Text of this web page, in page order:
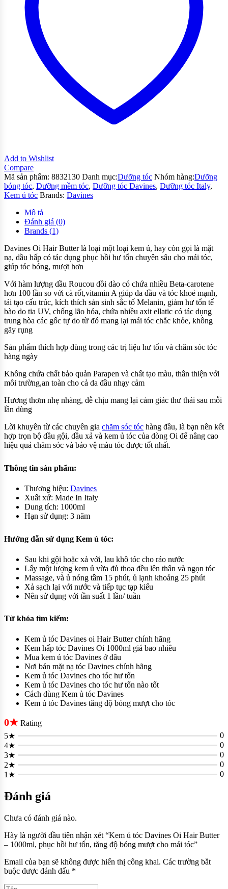
Add to Wishlist
Compare
Mã sản phẩm: 8832130 Danh mục:Dưỡng tóc Nhóm hàng:Dưỡng
bóng tóc, Dưỡng mềm tóc, Dưỡng tóc Davines, Dưỡng tóc Italy,
Kem ủ tóc Brands: Davines
Mô tả
Đánh giá (0)
Brands (1)
Davines Oi Hair Butter là loại một loại kem ủ, hay còn gọi là mặt
nạ, dầu hấp có tác dụng phục hồi hư tổn chuyên sâu cho mái tóc,
giúp tóc bóng, mượt hơn
Với hàm lượng dầu Roucou dồi dào có chứa nhiều Beta-carotene
hơn 100 lần so với cà rốt,vitamin A giúp da đầu và tóc khoẻ mạnh,
tái tạo cấu trúc, kích thích sản sinh sắc tố Melanin, giảm hư tổn tế
bào do tia UV, chống lão hóa, chứa nhiều axit ellatic có tác dụng
trung hòa các gốc tự do từ đó mang lại mái tóc chắc khỏe, không
gãy rụng
Sản phẩm thích hợp dùng trong các trị liệu hư tổn và chăm sóc tóc
hàng ngày
Không chứa chất bảo quản Parapen và chất tạo màu, thân thiện với
môi trường,an toàn cho cả da đầu nhạy cảm
Hương thơm nhẹ nhàng, dễ chịu mang lại cảm giác thư thái sau mỗi
lần dùng
Lời khuyên từ các chuyên gia chăm sóc tóc hàng đầu, là bạn nên kết
hợp trọn bộ dầu gội, dầu xả và kem ủ tóc của dòng Oi để nâng cao
hiệu quả chăm sóc và bảo vệ màu tóc được tốt nhất.
Thông tin sản phẩm:
Thương hiệu: Davines
Xuất xứ: Made In Italy
Dung tích: 1000ml
Hạn sử dụng: 3 năm
Hướng dẫn sử dụng Kem ủ tóc:
Sau khi gội hoặc xả với, lau khô tóc cho ráo nước
Lấy một lượng kem ủ vừa đủ thoa đều lên thân và ngọn tóc
Massage, và ủ nóng tầm 15 phút, ủ lạnh khoảng 25 phút
Xả sạch lại với nước và tiếp tục tạp kiểu
Nên sử dụng với tần suất 1 lần/ tuần
Từ khóa tìm kiếm:
Kem ủ tóc Davines oi Hair Butter chính hãng
Kem hấp tóc Davines Oi 1000ml giá bao nhiêu
Mua kem ủ tóc Davines ở đâu
Nơi bán mặt nạ tóc Davines chính hãng
Kem ủ tóc Davines cho tóc hư tổn
Kem ủ tóc Davines cho tóc hư tổn nào tốt
Cách dùng Kem ủ tóc Davines
Kem ủ tóc Davines tăng độ bóng mượt cho tóc
0★ Rating
5★
0
4★
0
3★
0
2★
0
1★
0
Đánh giá
Chưa có đánh giá nào.
Hãy là người đầu tiên nhận xét “Kem ủ tóc Davines Oi Hair Butter
– 1000ml, phục hồi hư tổn, tăng độ bóng mượt cho mái tóc”
Email của bạn sẽ không được hiển thị công khai. Các trường bắt
buộc được đánh dấu *